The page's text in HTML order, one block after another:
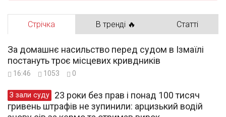
Стрічка В тренді 🔥 Статті
За домашнє насильство перед судом в Ізмаїлі
постануть троє місцевих кривдників
16:46 1053 0
З зали суду
гривень штрафів не зупинили: арцизький водій